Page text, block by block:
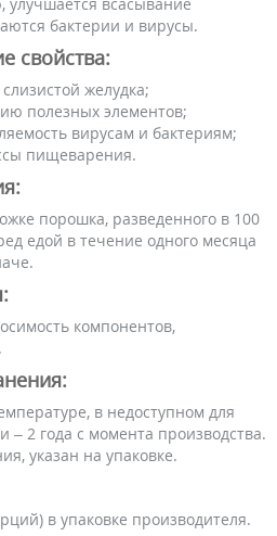
бактерии и вирусы.
свойства:
желудка;
полезных элементов;
вирусам и бактериям;
пищеварения.
порошка, разведенного в 100
едой в течение одного месяца
компонентов,
в недоступном для
– 2 года с момента производства.
указан на упаковке.
в упаковке производителя.